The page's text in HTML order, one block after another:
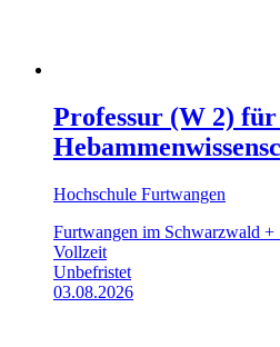
Professur (W 2) für
Hochschule Furtwangen
Furtwangen im Schwarzwald +
Vollzeit
Unbefristet
03.08.2026